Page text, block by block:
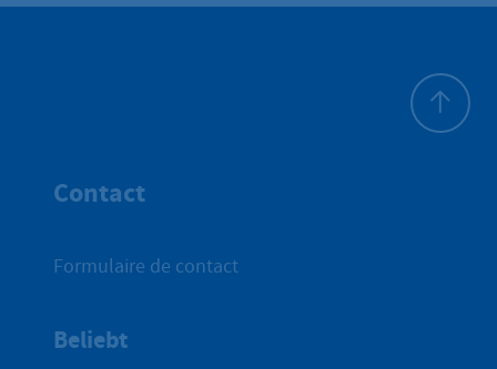
Contact
Formulaire de contact
Beliebt